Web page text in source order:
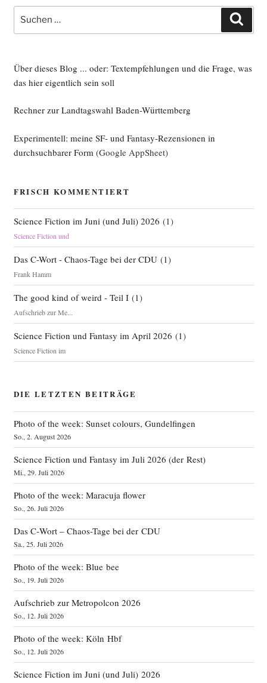
Suche
nach:
Über dieses Blog ... oder: Textempfehlungen und die Frage, was
das hier eigentlich sein soll
Rechner zur Landtagswahl Baden-Württemberg
Experimentell: meine SF- und Fantasy-Rezensionen in
durchsuchbarer Form (Google AppSheet)
FRISCH KOMMENTIERT
Science Fiction im Juni (und Juli) 2026 (1)
Science Fiction und
Das C-Wort - Chaos-Tage bei der CDU(1)
Frank Hamm
The good kind of weird - Teil I(1)
Aufschrieb zur Me...
Science Fiction und Fantasy im April 2026 (1)
Science Fiction im
DIE LETZTEN BEITRÄGE
Photo of the week: Sunset colours, Gundelfingen
So., 2. August 2026
Science Fiction und Fantasy im Juli 2026 (der Rest)
Mi., 29. Juli 2026
Photo of the week: Maracuja flower
So., 26. Juli 2026
Das C‑Wort – Chaos-Tage bei der CDU
Sa., 25. Juli 2026
Photo of the week: Blue bee
So., 19. Juli 2026
Aufschrieb zur Metropolcon 2026
So., 12. Juli 2026
Photo of the week: Köln Hbf
So., 12. Juli 2026
Science Fiction im Juni (und Juli) 2026